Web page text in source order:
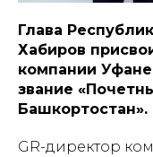
Глава
Хабиров
компании
звание
Башкортостан».
GR-директор